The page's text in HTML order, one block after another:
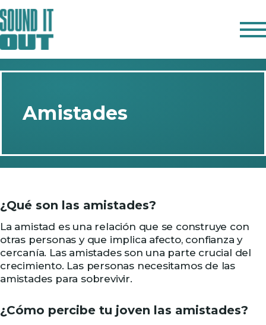
ESCUCHA
HABLA
RECURSOS
Amistades
¿Qué son las amistades?
La amistad es una relación que se construye con
otras personas y que implica afecto, confianza y
cercanía. Las amistades son una parte crucial del
crecimiento. Las personas necesitamos de las
amistades para sobrevivir.
¿Cómo percibe tu joven las amistades?